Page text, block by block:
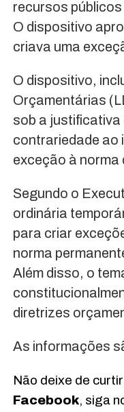
recursos
O dispositivo
criava uma
O dispositivo,
Orçamentárias
sob a justificativa
contrariedade ao
exceção à norma
Segundo o
ordinária
para criar
norma
Além disso, o
diretrizes
As informações
Não deixe de
Facebook, siga